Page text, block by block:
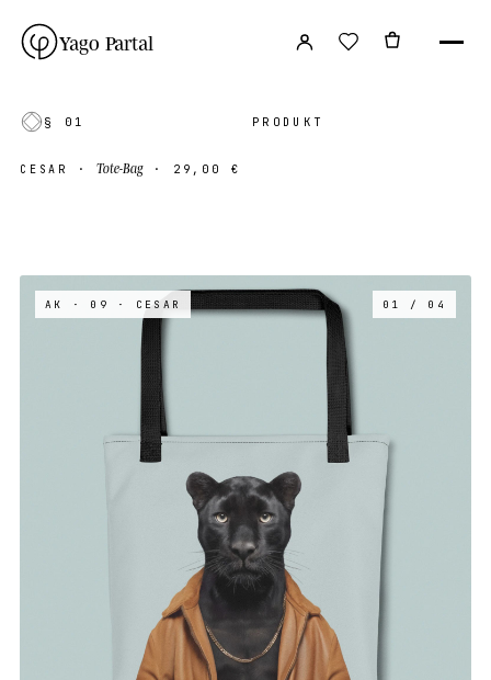
Yago Partal
§ 01 PRODUKT
CESAR ·Tote-Bag · 29,00 €
AK · 09 · CESAR 01 / 04